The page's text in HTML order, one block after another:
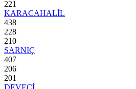
221
KARACAHALİL
438
228
210
SARNIÇ
407
206
201
DEVECİ